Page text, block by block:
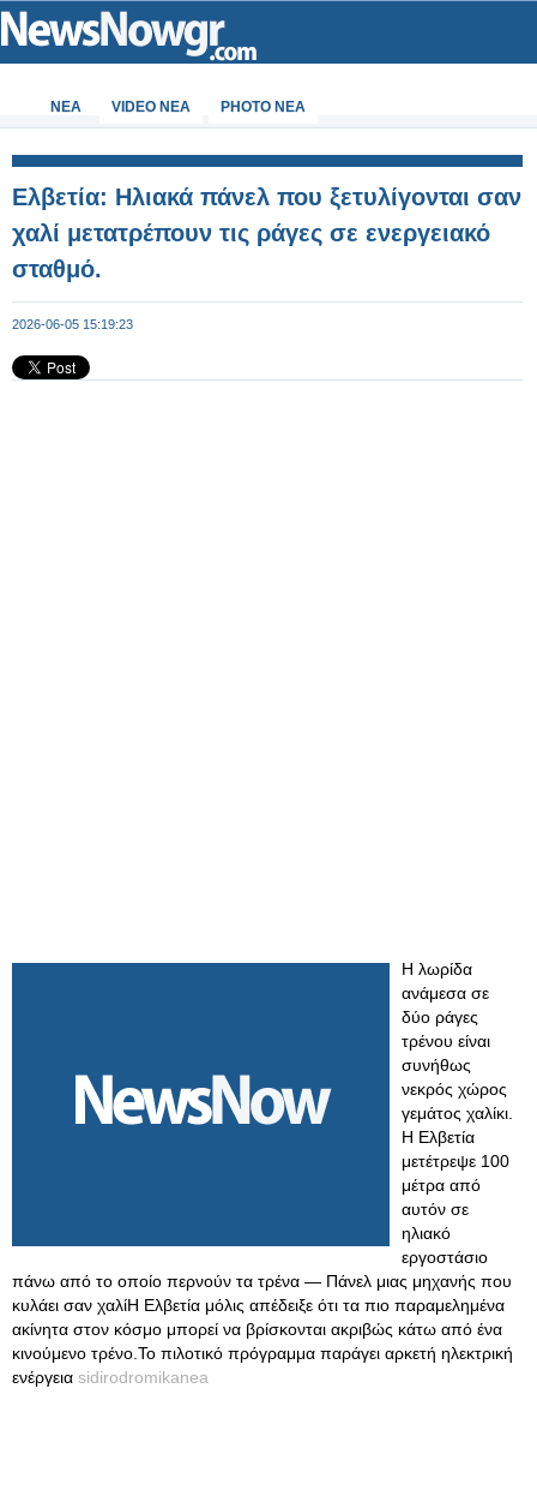
ΝΕΑ VIDEO NEA PHOTO NEA
Ελβετία: Ηλιακά πάνελ που ξετυλίγονται σαν
χαλί μετατρέπουν τις ράγες σε ενεργειακό
σταθμό.
2026-06-05 15:19:23
Η λωρίδα
ανάμεσα σε
δύο ράγες
τρένου είναι
συνήθως
νεκρός χώρος
γεμάτος χαλίκι.
Η Ελβετία
μετέτρεψε 100
μέτρα από
αυτόν σε
ηλιακό
εργοστάσιο
πάνω από το οποίο περνούν τα τρένα — Πάνελ μιας μηχανής που
κυλάει σαν χαλίΗ Ελβετία μόλις απέδειξε ότι τα πιο παραμελημένα
ακίνητα στον κόσμο μπορεί να βρίσκονται ακριβώς κάτω από ένα
κινούμενο τρένο.Το πιλοτικό πρόγραμμα παράγει αρκετή ηλεκτρική
ενέργεια sidirodromikanea